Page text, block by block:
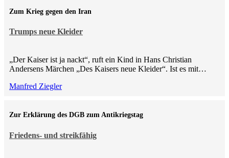
Trumps neue Kleider
Zum Krieg gegen den Iran
„Der Kaiser ist ja nackt“, ruft ein Kind in Hans Christian
Andersens Märchen „Des Kaisers neue Kleider“. Ist es mit…
Manfred Ziegler
Friedens- und streikfähig
Zur Erklärung des DGB zum Antikriegstag